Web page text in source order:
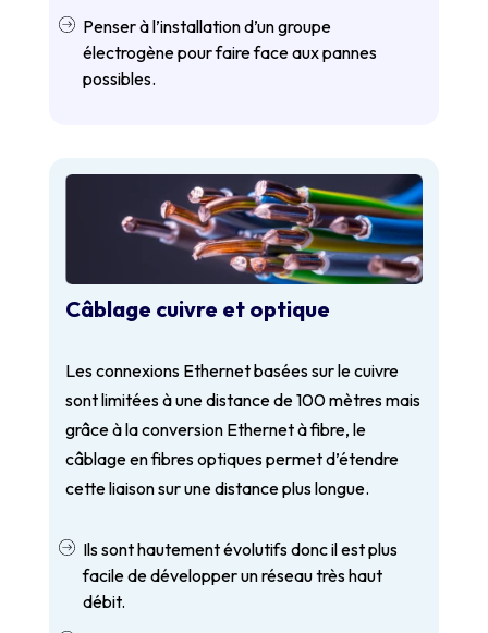
Penser à l’installation d’un groupe
électrogène pour faire face aux pannes
possibles.
Câblage cuivre et optique
Les connexions Ethernet basées sur le cuivre
sont limitées à une distance de 100 mètres mais
grâce à la conversion Ethernet à fibre, le
câblage en fibres optiques permet d’étendre
cette liaison sur une distance plus longue.
Ils sont hautement évolutifs donc il est plus
facile de développer un réseau très haut
débit.